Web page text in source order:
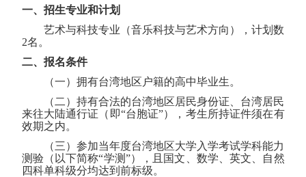
一、招生专业和计划
艺术与科技专业（音乐科技与艺术方向），计划数
2名。
二、报名条件
（一）拥有台湾地区户籍的高中毕业生。
（二）持有合法的台湾地区居民身份证、台湾居民
来往大陆通行证（即“台胞证”），考生所持证件须在有
效期之内。
（三）参加当年度台湾地区大学入学考试学科能力
测验（以下简称“学测”），且国文、数学、英文、自然
四科单科级分均达到前标级。